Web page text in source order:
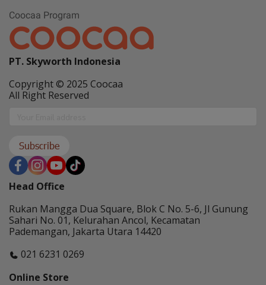
Coocaa Program
PT. Skyworth Indonesia
Copyright © 2025 Coocaa
All Right Reserved
Subscribe
Head Office
Rukan Mangga Dua Square, Blok C No. 5-6, Jl Gunung
Sahari No. 01, Kelurahan Ancol, Kecamatan
Pademangan, Jakarta Utara 14420
021 6231 0269
Online Store